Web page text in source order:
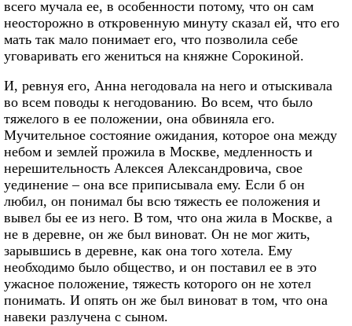
всего мучала ее, в особенности потому, что он сам
неосторожно в откровенную минуту сказал ей, что его
мать так мало понимает его, что позволила себе
уговаривать его жениться на княжне Сорокиной.
И, ревнуя его, Анна негодовала на него и отыскивала
во всем поводы к негодованию. Во всем, что было
тяжелого в ее положении, она обвиняла его.
Мучительное состояние ожидания, которое она между
небом и землей прожила в Москве, медленность и
нерешительность Алексея Александровича, свое
уединение – она все приписывала ему. Если б он
любил, он понимал бы всю тяжесть ее положения и
вывел бы ее из него. В том, что она жила в Москве, а
не в деревне, он же был виноват. Он не мог жить,
зарывшись в деревне, как она того хотела. Ему
необходимо было общество, и он поставил ее в это
ужасное положение, тяжесть которого он не хотел
понимать. И опять он же был виноват в том, что она
навеки разлучена с сыном.